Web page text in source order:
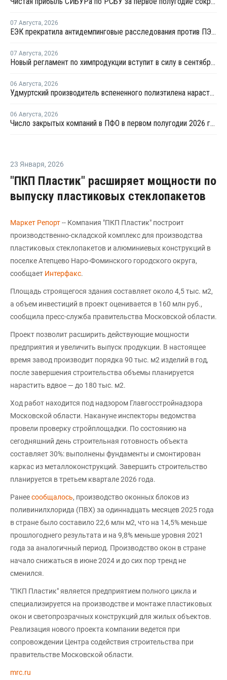
07 Августа, 2026
ЕЭК прекратила антидемпинговые расследования против ПЭ и ПП из Азербайджана и Туркменистана
07 Августа, 2026
Новый регламент по химпродукции вступит в силу в сентябре 2027 года
06 Августа, 2026
Удмуртский производитель вспененного полиэтилена нарастит выпуск на 15%
06 Августа, 2026
Число закрытых компаний в ПФО в первом полугодии 2026 года вдвое превысило число новых
23 Января, 2026
"ПКП Пластик" расширяет мощности по
выпуску пластиковых стеклопакетов
Маркет Репорт-- Компания "ПКП Пластик" построит
производственно-складской комплекс для производства
пластиковых стеклопакетов и алюминиевых конструкций в
поселке Атепцево Наро-Фоминского городского округа,
сообщает Интерфакс.
Площадь строящегося здания составляет около 4,5 тыс. м2,
а объем инвестиций в проект оценивается в 160 млн руб.,
сообщила пресс-служба правительства Московской области.
Проект позволит расширить действующие мощности
предприятия и увеличить выпуск продукции. В настоящее
время завод производит порядка 90 тыс. м2 изделий в год,
после завершения строительства объемы планируется
нарастить вдвое — до 180 тыс. м2.
Ход работ находится под надзором Главгосстройнадзора
Московской области. Накануне инспекторы ведомства
провели проверку стройплощадки. По состоянию на
сегодняшний день строительная готовность объекта
составляет 30%: выполнены фундаменты и смонтирован
каркас из металлоконструкций. Завершить строительство
планируется в третьем квартале 2026 года.
Ранеесообщалось, производство оконных блоков из
поливинилхлорида (ПВХ) за одиннадцать месяцев 2025 года
в стране было составило 22,6 млн м2, что на 14,5% меньше
прошлогоднего результата и на 9,8% меньше уровня 2021
года за аналогичный период. Производство окон в стране
начало снижаться в июне 2024 и до сих пор тренд не
сменился.
"ПКП Пластик" является предприятием полного цикла и
специализируется на производстве и монтаже пластиковых
окон и светопрозрачных конструкций для жилых объектов.
Реализация нового проекта компании ведется при
сопровождении Центра содействия строительства при
правительстве Московской области.
mrc.ru